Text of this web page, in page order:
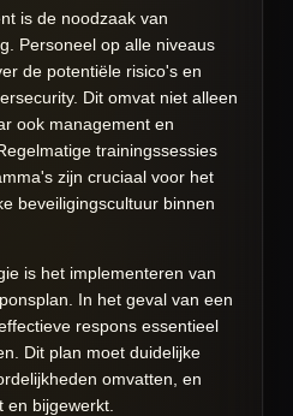
is de noodzaak van
Personeel op alle niveaus
de potentiële risico's en
Dit omvat niet alleen
ook management en
trainingssessies
zijn cruciaal voor het
beveiligingscultuur binnen
is het implementeren van
In het geval van een
respons essentieel
Dit plan moet duidelijke
omvatten, en
en bijgewerkt.